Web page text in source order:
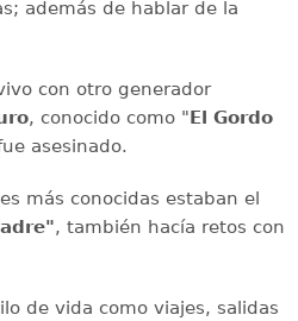
además de hablar de la
con otro generador
, conocido como "El Gordo
asesinado.
más conocidas estaban el
, también hacía retos con
de vida como viajes, salidas